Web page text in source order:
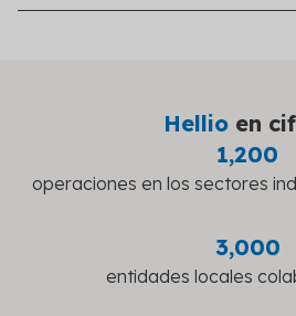
disponibles para tus proyectos
Hellio en
1,200
operaciones en los sectores
3,000
entidades locales